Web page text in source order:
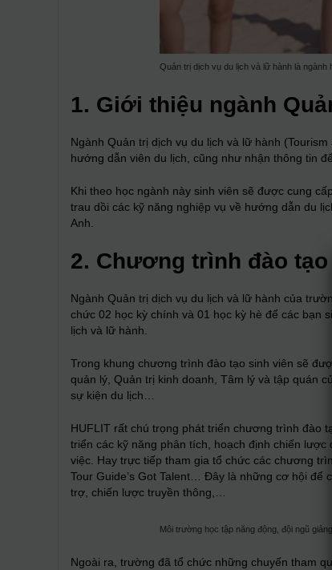
Quản trị dịch vụ du lịch và lữ hành là ngành
1. Giới thiệu ngành
Ngành Quản trị dịch vụ du lịch và lữ hành
hướng dẫn viên du lịch, cũng như nhận thông tin
Khi theo học ngành này sinh viên sẽ được cung
trau dồi các kỹ năng nghiệp vụ về hướng dẫn du
Anh.
2. Chương trình đào tạo
Ngành Quản trị dịch vụ du lịch và lữ hành của
chức 02 học kỳ chính và 01 học kỳ hè để các bạn
lịch và lữ hành.
Trong khung chương trình đào tạo sinh viên sẽ
quản lý, Quản trị kinh doanh, Tâm lý và tập quán
sự kiện du lịch…
HUFLIT rất chú trọng phát triển chương trình đào
triển các kỹ năng phân tích, hoạch định chiến
việc. Hay trực tiếp tham gia tổ chức các chương
Tour Guide’s Got Talent… Đây là những cơ hội để
trợ, chiến lược truyền thông,…
Môi trường học tập năng động, đội ngũ
Ngoài ra, trường đã tổ chức những chuyến tham